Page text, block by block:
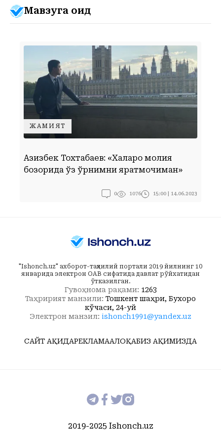
Мавзуга оид
ЖАМИЯТ
Азизбек Тохтабаев: «Халқаро молия
бозорида ўз ўрнимни яратмоқчиман»
0 1076 15:00 | 14.06.2023
"Ishonch.uz" ахборот-таҳлилий портали 2019 йилнинг 10
январида электрон ОАВ сифатида давлат рўйхатидан
ўтказилган.
Гувоҳнома рақами: 1263
Таҳририят манзили: Тошкент шаҳри, Бухоро
кўчаси, 24-уй
Электрон манзил: ishonch1991@yandex.uz
САЙТ ҲАҚИДАРЕКЛАМААЛОҚАБИЗ ҲАҚИМИЗДА
2019-2025 Ishonch.uz